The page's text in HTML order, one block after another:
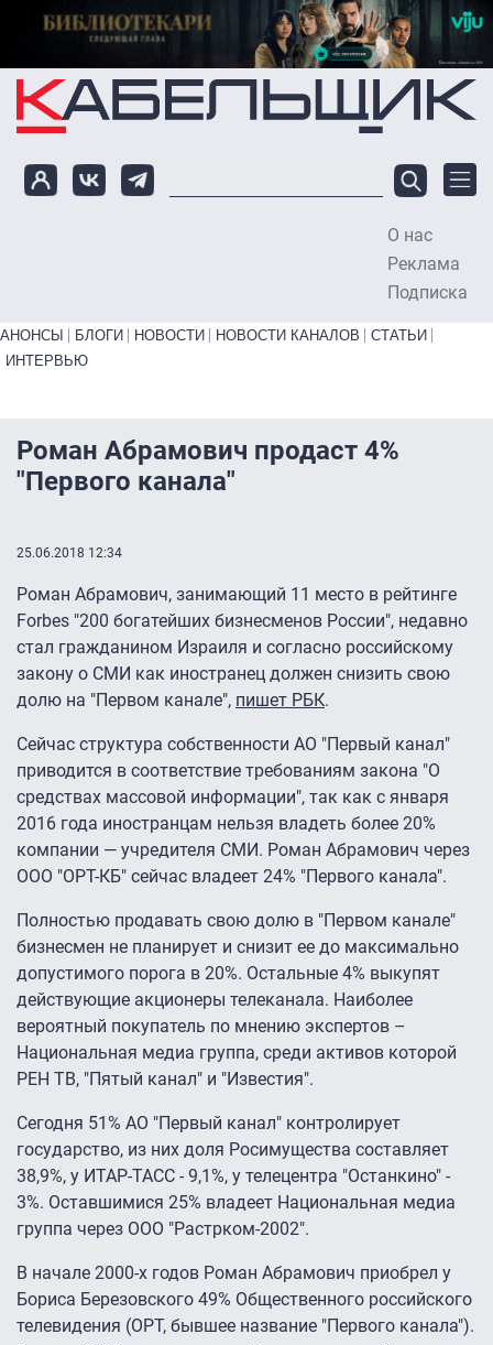
Перейти к основному содержанию
О нас
Реклама
Подписка
Primary links bottom
АНОНСЫ БЛОГИ НОВОСТИ НОВОСТИ КАНАЛОВ
СТАТЬИ
ИНТЕРВЬЮ
Роман Абрамович продаст 4%
"Первого канала"
25.06.2018 12:34
Роман Абрамович, занимающий 11 место в рейтинге
Forbes "200 богатейших бизнесменов России", недавно
стал гражданином Израиля и согласно российскому
закону о СМИ как иностранец должен снизить свою
долю на "Первом канале", пишет РБК.
Сейчас структура собственности АО "Первый канал"
приводится в соответствие требованиям закона "О
средствах массовой информации", так как с января
2016 года иностранцам нельзя владеть более 20%
компании — учредителя СМИ. Роман Абрамович через
ООО "ОРТ-КБ" сейчас владеет 24% "Первого канала".
Полностью продавать свою долю в "Первом канале"
бизнесмен не планирует и снизит ее до максимально
допустимого порога в 20%. Остальные 4% выкупят
действующие акционеры телеканала. Наиболее
вероятный покупатель по мнению экспертов –
Национальная медиа группа, среди активов которой
РЕН ТВ, "Пятый канал" и "Известия".
Сегодня 51% АО "Первый канал" контролирует
государство, из них доля Росимущества составляет
38,9%, у ИТАР-ТАСС - 9,1%, у телецентра "Останкино" -
3%. Оставшимися 25% владеет Национальная медиа
группа через ООО "Растрком-2002".
В начале 2000-х годов Роман Абрамович приобрел у
Бориса Березовского 49% Общественного российского
телевидения (ОРТ, бывшее название "Первого канала").